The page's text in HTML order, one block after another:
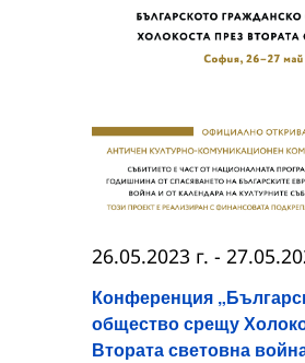
Конференция
общество срещу
Втората световна
26.05.2023 г. -